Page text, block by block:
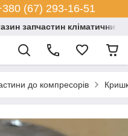
(67) 293-16-51
запчастин кліматичних
до компресорів